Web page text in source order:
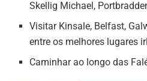
Skellig Michael,
Visitar Kinsale, Belfast,
entre os melhores lugares
Caminhar ao longo das